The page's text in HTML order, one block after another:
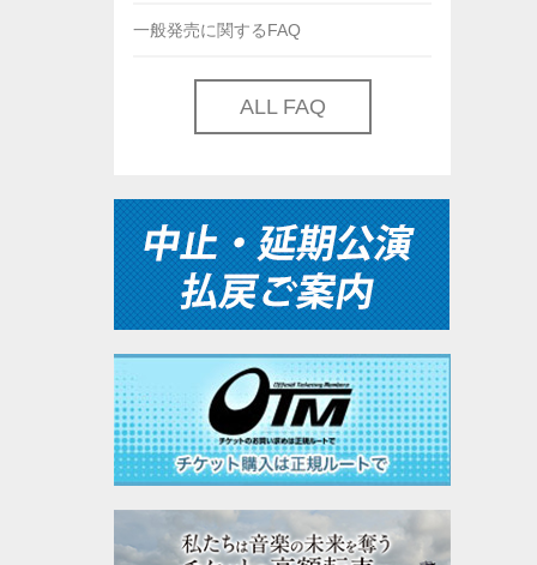
一般発売に関するFAQ
ALL FAQ